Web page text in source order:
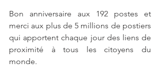
Bon anniversaire aux 192 postes et
merci aux plus de 5 millions de postiers
qui apportent chaque jour des liens de
proximité à tous les citoyens du
monde.